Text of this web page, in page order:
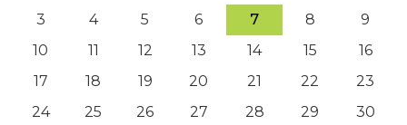
3
4 5 6 7 8
9
10
11 12 13 14 15
16
17
18 19 20 21 22
23
24
25 26 27 28 29
30